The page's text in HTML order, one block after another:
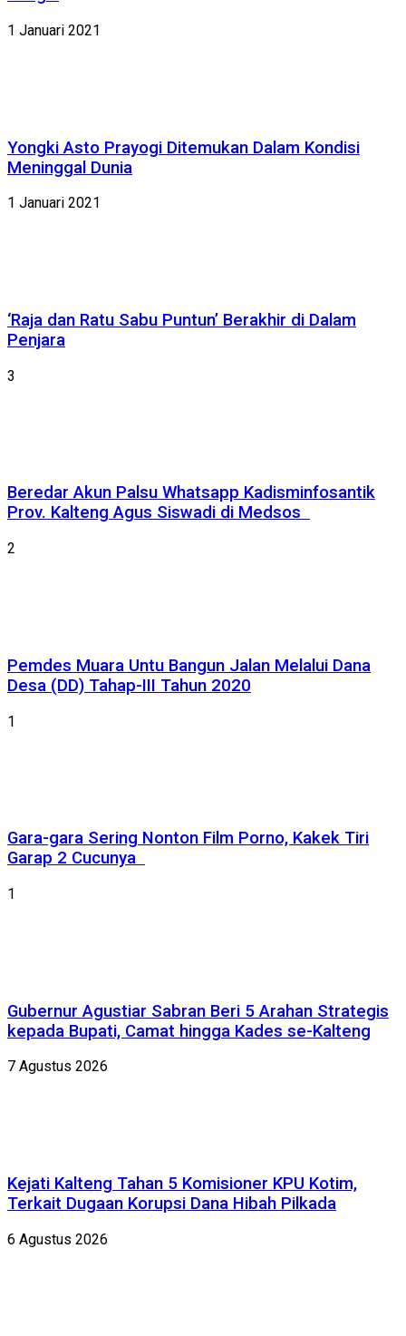
1 Januari 2021
Yongki Asto Prayogi Ditemukan Dalam Kondisi
Meninggal Dunia
1 Januari 2021
‘Raja dan Ratu Sabu Puntun’ Berakhir di Dalam
Penjara
3
Beredar Akun Palsu Whatsapp Kadisminfosantik
Prov. Kalteng Agus Siswadi di Medsos
2
Pemdes Muara Untu Bangun Jalan Melalui Dana
Desa (DD) Tahap-III Tahun 2020
1
Gara-gara Sering Nonton Film Porno, Kakek Tiri
Garap 2 Cucunya
1
Gubernur Agustiar Sabran Beri 5 Arahan Strategis
kepada Bupati, Camat hingga Kades se-Kalteng
7 Agustus 2026
Kejati Kalteng Tahan 5 Komisioner KPU Kotim,
Terkait Dugaan Korupsi Dana Hibah Pilkada
6 Agustus 2026